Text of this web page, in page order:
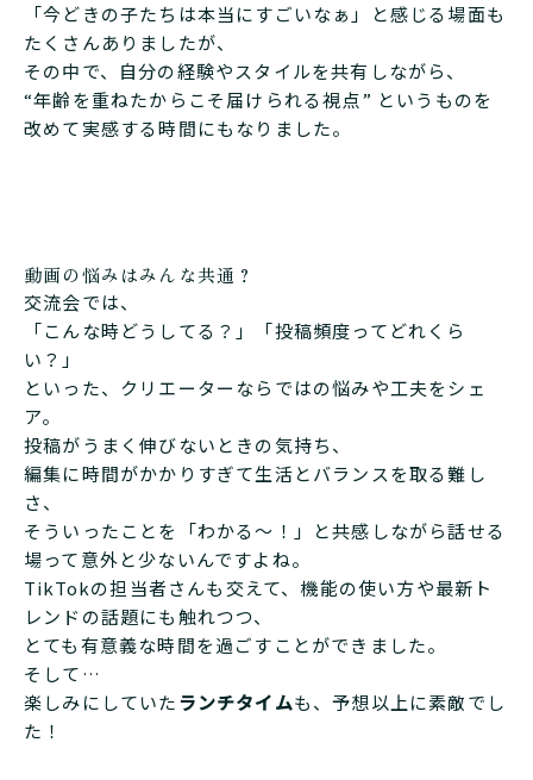
「今どきの子たちは本当にすごいなぁ」と感じる場面も
たくさんありましたが、
その中で、自分の経験やスタイルを共有しながら、
“年齢を重ねたからこそ届けられる視点” というものを
改めて実感する時間にもなりました。
動画の悩みはみんな共通？
交流会では、
「こんな時どうしてる？」「投稿頻度ってどれくら
い？」
といった、クリエーターならではの悩みや工夫をシェ
ア。
投稿がうまく伸びないときの気持ち、
編集に時間がかかりすぎて生活とバランスを取る難し
さ、
そういったことを「わかる〜！」と共感しながら話せる
場って意外と少ないんですよね。
TikTokの担当者さんも交えて、機能の使い方や最新ト
レンドの話題にも触れつつ、
とても有意義な時間を過ごすことができました。
そして…
楽しみにしていたランチタイムも、予想以上に素敵でし
た！